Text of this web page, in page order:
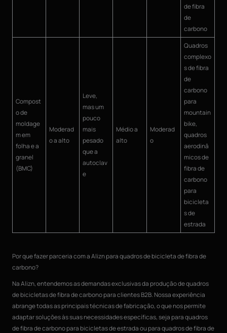
de fibra
de
carbono
Compost
o de
moldage
m em
folha e a
granel
(BMC)
Moderad
o a alto
Leve,
mas um
pouco
mais
pesado
que a
autoclav
e
Médio a
alto
Moderad
o
Quadros
complexo
s de fibra
de
carbono
para
mountain
bike,
quadros
aerodinâ
micos de
fibra de
carbono
para
bicicleta
s de
estrada
Por que fazer parceria com a Alizn para quadros de bicicleta de fibra de
carbono?
Na Alizn, entendemos as demandas exclusivas da produção de quadros
de bicicletas de fibra de carbono para clientes B2B. Nossa experiência
abrange todas as principais técnicas de fabricação, o que nos permite
adaptar soluções às suas necessidades específicas, seja para quadros
de fibra de carbono para bicicletas de estrada ou para quadros de fibra de